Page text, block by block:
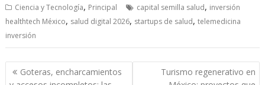
Ciencia y Tecnología, Principal capital semilla salud, inversión
healthtech México, salud digital 2026, startups de salud,telemedicina
inversión
Navegación
Goteras, encharcamientos
Turismo regenerativo en